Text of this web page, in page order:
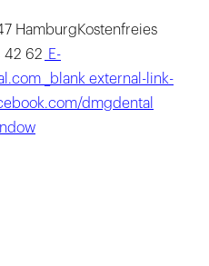
HamburgKostenfreies
42 62 E-
_blank external-link-
dmgdental